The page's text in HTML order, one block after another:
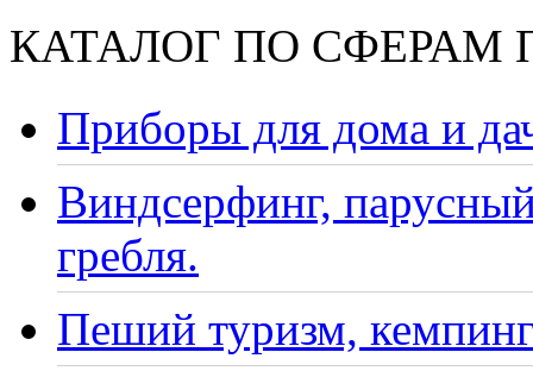
КАТАЛОГ ПО СФЕРАМ
Приборы для дома и
Виндсерфинг,
гребля.
Пеший туризм,